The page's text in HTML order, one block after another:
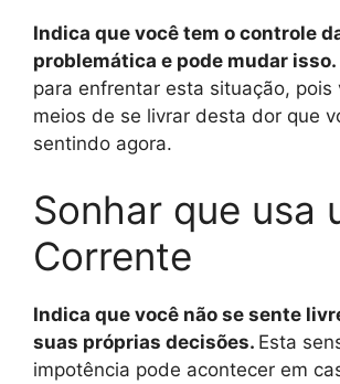
Indica que você tem o controle
problemática e pode mudar isso.
para enfrentar esta situação, pois
meios de se livrar desta dor que
sentindo agora.
Sonhar que usa
Corrente
Indica que você não se sente
suas próprias decisões. Esta
impotência pode acontecer em